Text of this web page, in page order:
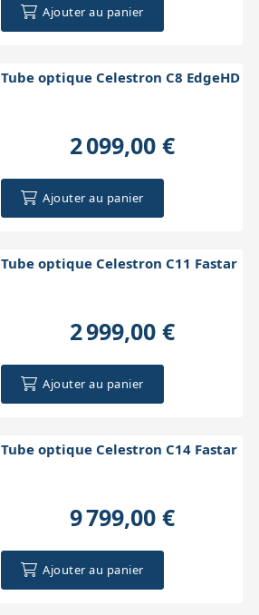
Ajouter au panier
Tube optique Celestron C8 EdgeHD
2 099,00 €
Ajouter au panier
Tube optique Celestron C11 Fastar
2 999,00 €
Ajouter au panier
Tube optique Celestron C14 Fastar
9 799,00 €
Ajouter au panier